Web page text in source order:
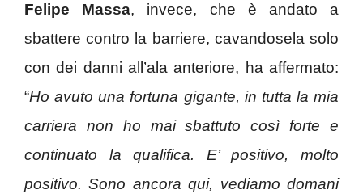
Felipe Massa, invece, che è andato a
sbattere contro la barriere, cavandosela solo
con dei danni all’ala anteriore, ha affermato:
“Ho avuto una fortuna gigante, in tutta la mia
carriera non ho mai sbattuto così forte e
continuato la qualifica. E’ positivo, molto
positivo. Sono ancora qui, vediamo domani